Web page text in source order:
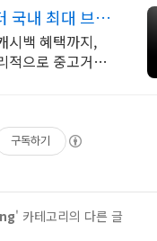
국내 최대 브랜
시백 혜택까지,
적으로 중고거래
구독하기
' 카테고리의 다른 글